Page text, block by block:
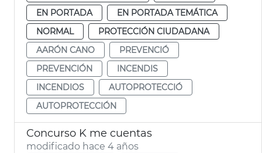
EN PORTADA
EN PORTADA TEMÁTICA
NORMAL
PROTECCIÓN CIUDADANA
AARÓN CANO
PREVENCIÓ
PREVENCIÓN
INCENDIS
INCENDIOS
AUTOPROTECCIÓ
AUTOPROTECCIÓN
Concurso K me cuentas
modificado hace 4 años